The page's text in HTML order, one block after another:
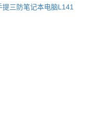
三防笔记本电脑L141